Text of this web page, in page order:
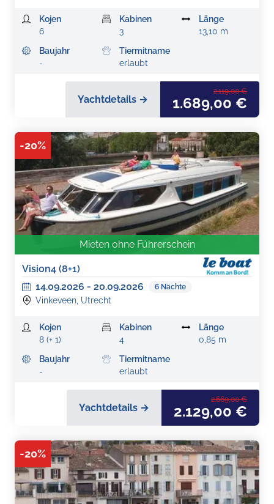
Kojen
6
Kabinen
3
Länge
13,10 m
Baujahr
-
Tiermitname
erlaubt
Yachtdetails →
2.119,00 €
1.689,00 €
-20%
Mieten ohne Führerschein
Vision4 (8+1)
14.09.2026 - 20.09.2026 6 Nächte
Vinkeveen, Utrecht
Kojen
8 (+ 1)
Kabinen
4
Länge
0,85 m
Baujahr
-
Tiermitname
erlaubt
Yachtdetails →
2.669,00 €
2.129,00 €
-20%